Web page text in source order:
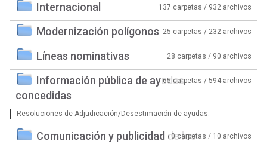
Internacional 137 carpetas / 932 archivos
Modernización polígonos 25 carpetas / 232 archivos
Líneas nominativas 28 carpetas / 90 archivos
Información pública de ayudas
concedidas
65 carpetas / 594 archivos
Resoluciones de Adjudicación/Desestimación de ayudas.
Comunicación y publicidad de los0 carpetas / 10 archivos